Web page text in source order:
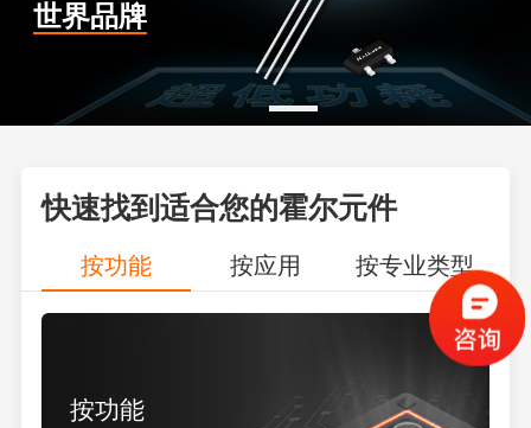
世界品牌
快速找到适合您的霍尔元件
按功能 按应用 按专业类型
按功能